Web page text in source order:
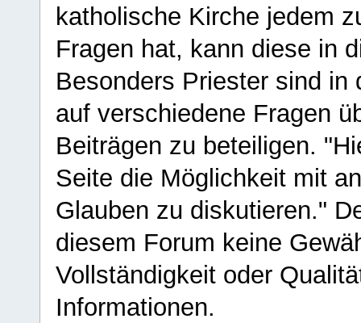
katholische Kirche jedem
Fragen hat, kann diese in
Besonders Priester sind in
auf verschiedene Fragen
Beiträgen zu beteiligen.
Seite die Möglichkeit mit
Glauben zu diskutieren."
diesem Forum keine
Vollständigkeit oder
Informationen.